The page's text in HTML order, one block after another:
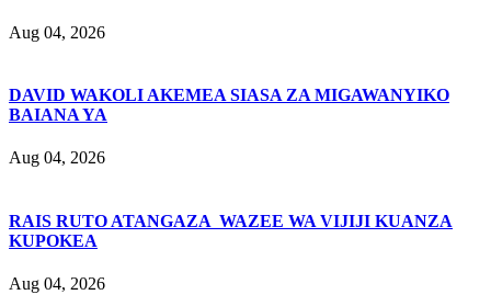
Aug 04, 2026
DAVID WAKOLI AKEMEA SIASA ZA MIGAWANYIKO
BAIANA YA
Aug 04, 2026
RAIS RUTO ATANGAZA WAZEE WA VIJIJI KUANZA
KUPOKEA
Aug 04, 2026